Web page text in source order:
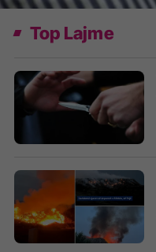
Top Lajme